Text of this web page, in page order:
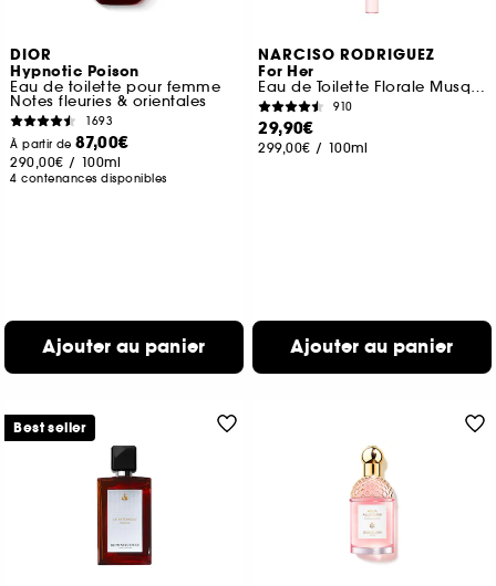
DIOR
Hypnotic Poison
Eau de toilette pour femme
Notes fleuries & orientales
1693
À partir de87,00€
290,00€ / 100ml
4 contenances disponibles
Ajouter au panier
NARCISO RODRIGUEZ
For Her
Eau de Toilette Florale Musquée format voyage
910
29,90€
299,00€ / 100ml
Ajouter au panier
Best seller